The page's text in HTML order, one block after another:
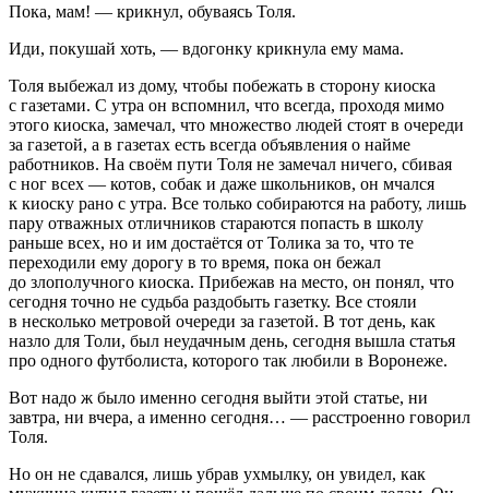
Пока, мам! — крикнул, обуваясь Толя.
Иди, покушай хоть, — вдогонку крикнула ему мама.
Толя выбежал из дому, чтобы побежать в сторону киоска
с газетами. С утра он вспомнил, что всегда, проходя мимо
этого киоска, замечал, что множество людей стоят в очереди
за газетой, а в газетах есть всегда объявления о найме
работников. На своём пути Толя не замечал ничего, сбивая
с ног всех — котов, собак и даже школьников, он мчался
к киоску рано с утра. Все только собираются на работу, лишь
пару отважных отличников стараются попасть в школу
раньше всех, но и им достаётся от Толика за то, что те
переходили ему дорогу в то время, пока он бежал
до злополучного киоска. Прибежав на место, он понял, что
сегодня точно не судьба раздобыть газетку. Все стояли
в несколько метровой очереди за газетой. В тот день, как
назло для Толи, был неудачным день, сегодня вышла статья
про одного футболиста, которого так любили в Воронеже.
Вот надо ж было именно сегодня выйти этой статье, ни
завтра, ни вчера, а именно сегодня… — расстроенно говорил
Толя.
Но он не сдавался, лишь убрав ухмылку, он увидел, как